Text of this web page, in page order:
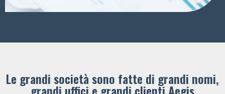
Le grandi società sono fatte di grandi nomi,
grandi uffici e grandi clienti ​Aegis